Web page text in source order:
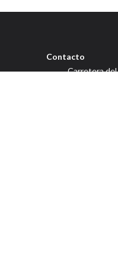
Contacto
Carretera del